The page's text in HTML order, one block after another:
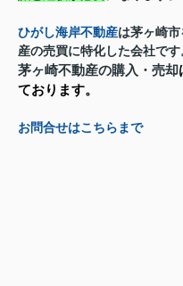
ひがし海岸不動産は茅ヶ崎
産の売買に特化した会社です
茅ヶ崎不動産の購入・売却
ております。
お問合せはこちらまで